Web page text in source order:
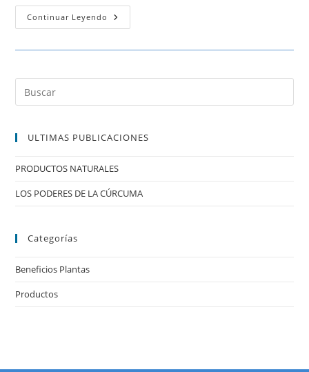
Continuar Leyendo
ULTIMAS PUBLICACIONES
PRODUCTOS NATURALES
LOS PODERES DE LA CÚRCUMA
Categorías
Beneficios Plantas
Productos